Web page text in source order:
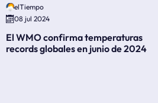
elTiempo
08 jul 2024
El WMO confirma temperaturas
records globales en junio de 2024